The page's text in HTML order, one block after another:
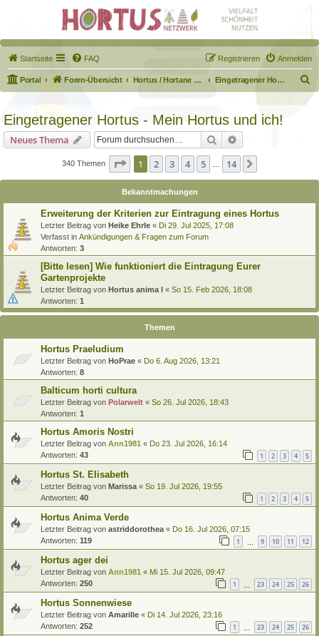
Startseite FAQ Anmelden
Registrieren
Portal Foren-Übersicht Hortus / Hortane Habitate / Garten auf dem Weg Eingetragener Hortus - Mein Hortus und ich!
u
Eingetragener Hortus - Mein Hortus und ich!
Neues Thema Suche
340 Themen Seite 1von 14
1 2 3 4 5 14
Bekanntmachungen
Erweiterung der Kriterien zur Eintragung eines Hortus
Letzter Beitrag von Heike Ehrle « Di 29. Jul 2025, 17:08
Verfasst in Ankündigungen & Fragen zum Forum
Antworten: 3
[Bitte lesen] Wie funktioniert die Eintragung Eurer
Gartenprojekte
Letzter Beitrag von Hortus anima l « So 15. Feb 2026, 18:08
Antworten: 1
Themen
Hortus Praeludium
Letzter Beitrag von HoPrae « Do 6. Aug 2026, 13:21
Antworten: 8
Balticum horti cultura
Letzter Beitrag von Polarwelt « So 26. Jul 2026, 18:43
Antworten: 1
Hortus Amoris Nostri
Letzter Beitrag von Ann1981 « Do 23. Jul 2026, 16:14
Antworten: 43 1 2 3 4 5
Hortus St. Elisabeth
Letzter Beitrag von Marissa « So 19. Jul 2026, 19:55
Antworten: 40 1 2 3 4 5
Hortus Anima Verde
Letzter Beitrag von astriddorothea « Do 16. Jul 2026, 07:15
Antworten: 119 1 9 10 11 12
Hortus ager dei
Letzter Beitrag von Ann1981 « Mi 15. Jul 2026, 09:47
Antworten: 250 1 23 24 25 26
Hortus Sonnenwiese
Letzter Beitrag von Amarille « Di 14. Jul 2026, 23:16
Antworten: 252 1 23 24 25 26